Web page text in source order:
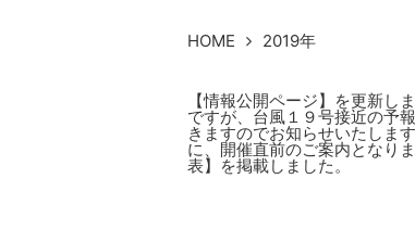
HOME 2019年
【情報公開ページ】を更新し
ですが、台風１９号接近の予
きますのでお知らせいたしま
に、開催直前のご案内となり
表】を掲載しました。